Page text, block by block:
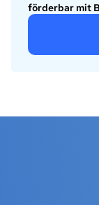
förderbar mit